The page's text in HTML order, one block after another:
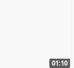
01:10